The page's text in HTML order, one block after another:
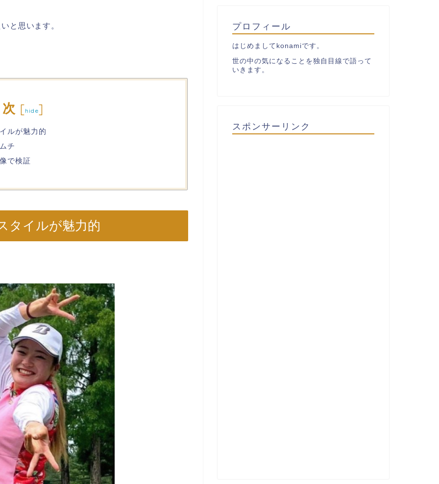
と思います。
[hide]
ルが魅力的
チ
で検証
タイルが魅力的
プロフィール
はじめましてkonamiです。
世の中の気になることを独自目線で語って
いきます。
スポンサーリンク